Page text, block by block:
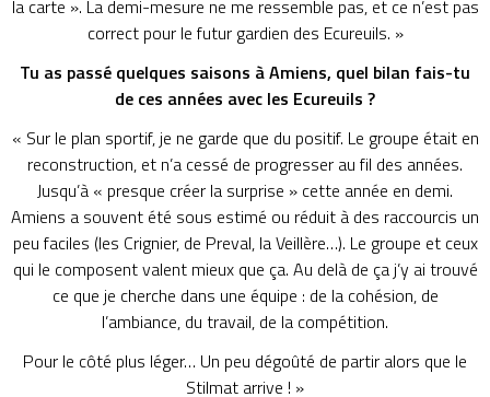
la carte ». La demi-mesure ne me ressemble pas, et ce n’est pas
correct pour le futur gardien des Ecureuils. »
Tu as passé quelques saisons à Amiens, quel bilan fais-tu
de ces années avec les Ecureuils ?
« Sur le plan sportif, je ne garde que du positif. Le groupe était en
reconstruction, et n’a cessé de progresser au fil des années.
Jusqu’à « presque créer la surprise » cette année en demi.
Amiens a souvent été sous estimé ou réduit à des raccourcis un
peu faciles (les Crignier, de Preval, la Veillère…). Le groupe et ceux
qui le composent valent mieux que ça. Au delà de ça j’y ai trouvé
ce que je cherche dans une équipe : de la cohésion, de
l’ambiance, du travail, de la compétition.
Pour le côté plus léger… Un peu dégoûté de partir alors que le
Stilmat arrive ! »